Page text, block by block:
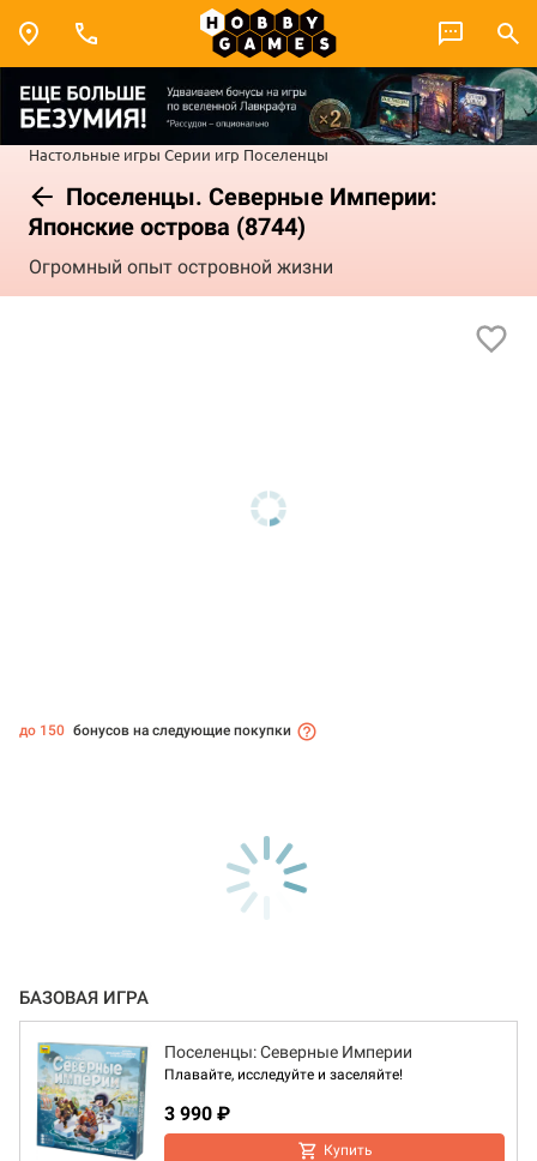
Настольные игры Серии игр Поселенцы
Поселенцы. Северные Империи:
Японские острова (8744)
Огромный опыт островной жизни
до 150 бонусов на следующие покупки
БАЗОВАЯ ИГРА
Поселенцы: Северные Империи
Плавайте, исследуйте и заселяйте!
3 990 ₽
Купить